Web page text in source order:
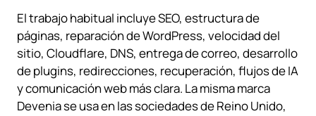
El trabajo habitual incluye SEO, estructura de
páginas, reparación de WordPress, velocidad del
sitio, Cloudflare, DNS, entrega de correo, desarrollo
de plugins, redirecciones, recuperación, flujos de IA
y comunicación web más clara. La misma marca
Devenia se usa en las sociedades de Reino Unido,